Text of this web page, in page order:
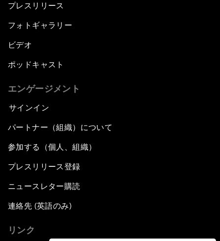
プレスリリース
フォトギャラリー
ビデオ
ポッドキャスト
エンゲージメント
サインイン
パートナー（組織）について
参加する（個人、組織）
プレスリリース登録
ニュースレター購読
連絡先 (英語のみ)
リンク